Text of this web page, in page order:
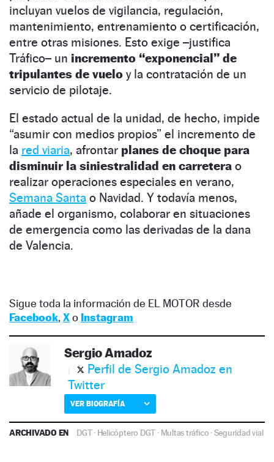
incluyan vuelos de vigilancia, regulación,
mantenimiento, entrenamiento o certificación,
entre otras misiones. Esto exige –justifica
Tráfico– un incremento “exponencial” de
tripulantes de vuelo y la contratación de un
servicio de pilotaje.
El estado actual de la unidad, de hecho, impide
“asumir con medios propios” el incremento de
la red viaria, afrontar planes de choque para
disminuir la siniestralidad en carretera o
realizar operaciones especiales en verano,
Semana Santa o Navidad. Y todavía menos,
añade el organismo, colaborar en situaciones
de emergencia como las derivadas de la dana
de Valencia.
Sigue toda la información de EL MOTOR desde
Facebook, Xo Instagram
Sergio Amadoz
Perfil de Sergio Amadoz en
Twitter
VER BIOGRAFÍA
ARCHIVADO EN DGT· Helicóptero DGT · Multas tráfico ·Seguridad vial